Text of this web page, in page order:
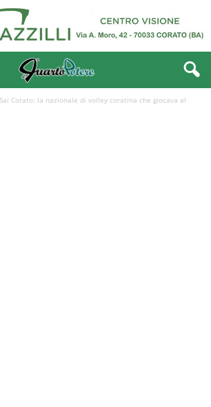
Sai Corato: la nazionale di volley coratina che giocava al